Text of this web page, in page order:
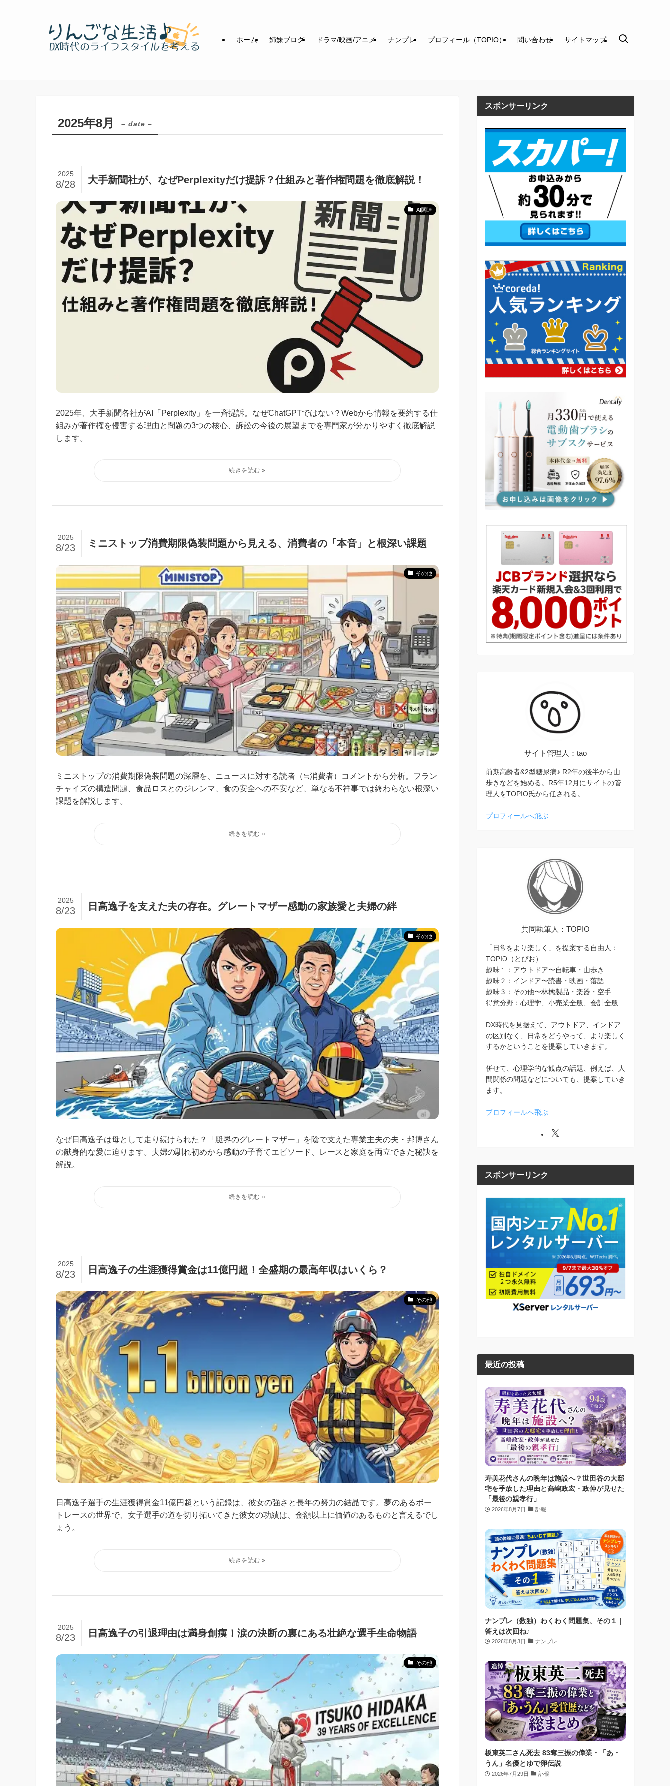
ホーム 姉妹ブログ ドラマ/映画/アニメ ナンプレ プロフィール（TOPIO） 問い合わせ サイトマップ
2025年8月 – date –
大手新聞社が、なぜPerplexityだけ提訴？仕組みと著作権問題を徹底解説！
2025
8/28
AI関連
2025年、大手新聞各社がAI「Perplexity」を一斉提訴。なぜChatGPTではない？Webから情報を要約する仕
組みが著作権を侵害する理由と問題の3つの核心、訴訟の今後の展望までを専門家が分かりやすく徹底解説
します。
ミニストップ消費期限偽装問題から見える、消費者の「本音」と根深い課題
2025
8/23
その他
ミニストップの消費期限偽装問題の深層を、ニュースに対する読者（≒消費者）コメントから分析。フラン
チャイズの構造問題、食品ロスとのジレンマ、食の安全への不安など、単なる不祥事では終わらない根深い
課題を解説します。
日高逸子を支えた夫の存在。グレートマザー感動の家族愛と夫婦の絆
2025
8/23
その他
なぜ日高逸子は母として走り続けられた？「艇界のグレートマザー」を陰で支えた専業主夫の夫・邦博さん
の献身的な愛に迫ります。夫婦の馴れ初めから感動の子育てエピソード、レースと家庭を両立できた秘訣を
解説。
日高逸子の生涯獲得賞金は11億円超！全盛期の最高年収はいくら？
2025
8/23
その他
日高逸子選手の生涯獲得賞金11億円超という記録は、彼女の強さと長年の努力の結晶です。夢のあるボー
トレースの世界で、女子選手の道を切り拓いてきた彼女の功績は、金額以上に価値のあるものと言えるでし
ょう。
日高逸子の引退理由は満身創痍！涙の決断の裏にある壮絶な選手生命物語
2025
8/23
その他
スポンサーリンク
サイト管理人：tao
前期高齢者&2型糖尿病♪ R2年の後半から山
歩きなどを始める。R5年12月にサイトの管
理人をTOPIO氏から任される。
プロフィールへ飛ぶ
共同執筆人：TOPIO
「日常をより楽しく」を提案する自由人：
TOPIO（とぴお）
趣味１：アウトドア〜自転車・山歩き
趣味２：インドア〜読書・映画・落語
趣味３：その他〜林檎製品・楽器・空手
得意分野：心理学、小売業全般、会計全般
DX時代を見据えて、アウトドア、インドア
の区別なく、日常をどうやって、より楽しく
するかということを提案していきます。
併せて、心理学的な観点の話題、例えば、人
間関係の問題などについても、提案していき
ます。
プロフィールへ飛ぶ
スポンサーリンク
最近の投稿
寿美花代さんの晩年は施設へ？世田谷の大邸
宅を手放した理由と髙嶋政宏・政伸が見せた
「最後の親孝行」
2026年8月7日 訃報
ナンプレ（数独）わくわく問題集、その１ |
答えは次回ね♪
2026年8月3日 ナンプレ
板東英二さん死去 83奪三振の偉業・「あ・
うん」名優とゆで卵伝説
2026年7月29日 訃報